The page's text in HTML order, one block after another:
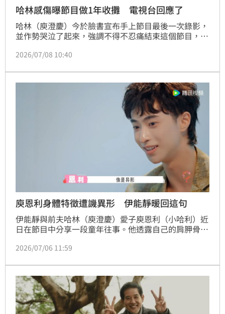
哈林感傷曝節目做1年收攤 電視台回應了
哈林（庾澄慶）今於臉書宣布手上節目最後一次錄影，
並作勢哭泣了起來，強調不得不忍痛結束這個節目，消
2026/07/08 10:40
庾恩利身體特徵遭譏異形 伊能靜暖回這句
伊能靜與前夫哈林（庾澄慶）愛子庾恩利（小哈利）近
日在節目中分享一段童年往事。他透露自己的肩胛骨能
嘲笑「異形」、「外星人」。不過伊能靜總告訴他，凸
「我只要動一下肩胛，就能想到心裡最軟、最脆弱、最
有愛的部分」，一席話逼哭同場來賓。
2026/07/06 11:59